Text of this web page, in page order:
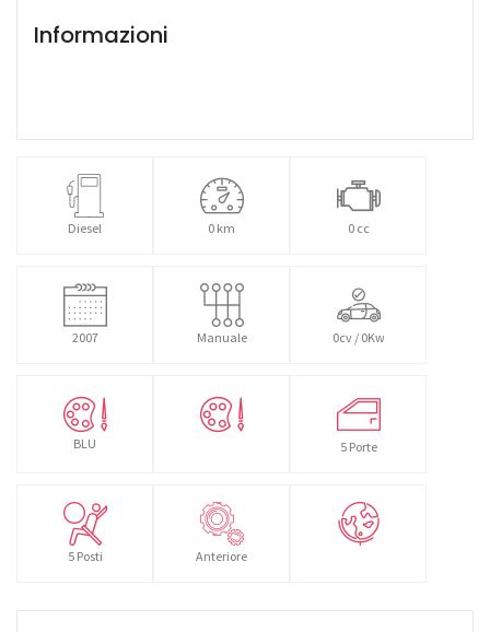
Informazioni
Diesel 0 km 0 cc
2007 Manuale 0cv / 0Kw
BLU 5 Porte
5 Posti Anteriore